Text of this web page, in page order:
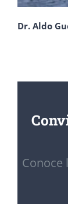
Dr. Aldo
Conoce